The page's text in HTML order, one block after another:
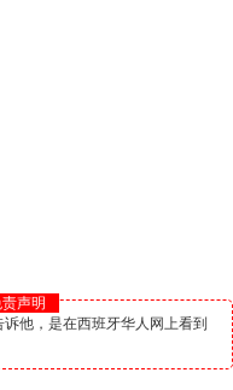
声明
他，是在西班牙华人网上看到